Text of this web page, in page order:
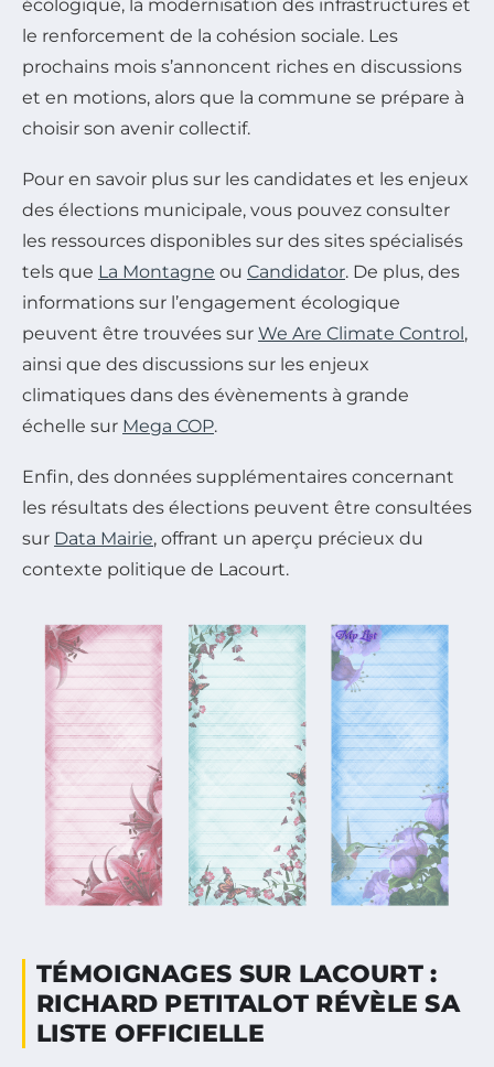
écologique, la modernisation des infrastructures et
le renforcement de la cohésion sociale. Les
prochains mois s’annoncent riches en discussions
et en motions, alors que la commune se prépare à
choisir son avenir collectif.
Pour en savoir plus sur les candidates et les enjeux
des élections municipale, vous pouvez consulter
les ressources disponibles sur des sites spécialisés
tels que La Montagne ou Candidator. De plus, des
informations sur l’engagement écologique
peuvent être trouvées sur We Are Climate Control ,
ainsi que des discussions sur les enjeux
climatiques dans des évènements à grande
échelle sur Mega COP.
Enfin, des données supplémentaires concernant
les résultats des élections peuvent être consultées
sur Data Mairie, offrant un aperçu précieux du
contexte politique de Lacourt.
TÉMOIGNAGES SUR LACOURT :
RICHARD PETITALOT RÉVÈLE SA
LISTE OFFICIELLE